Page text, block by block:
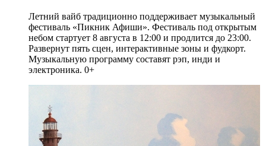
Летний вайб традиционно поддерживает музыкальный
фестиваль «Пикник Афиши». Фестиваль под открытым
небом стартует 8 августа в 12:00 и продлится до 23:00.
Развернут пять сцен, интерактивные зоны и фудкорт.
Музыкальную программу составят рэп, инди и
электроника. 0+